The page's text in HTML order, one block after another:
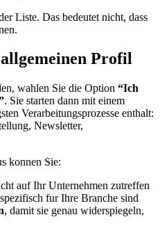
Liste. Das bedeutet nicht, dass
Profil
wahlen Sie die Option “Ich
. Sie starten dann mit einem
Verarbeitungsprozesse enthalt:
Newsletter,
konnen Sie:
auf Ihr Unternehmen zutreffen
fur Ihre Branche sind
, damit sie genau widerspiegeln,